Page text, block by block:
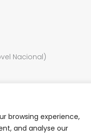
browsing experience,
and analyse our
Nacional)